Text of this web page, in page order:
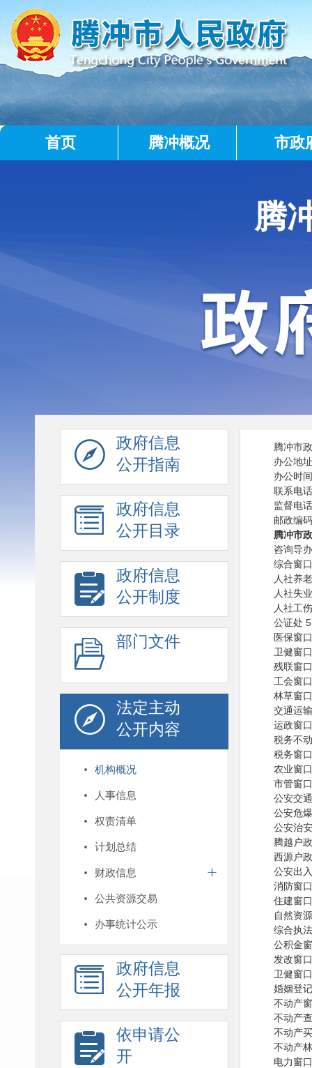
首页 腾冲概况 市政
腾
政府信息
公开指南
政府信息
公开目录
政府信息
公开制度
部门文件
法定主动
公开内容
机构概况
人事信息
权责清单
计划总结
财政信息
公共资源交易
办事统计公示
政府信息
公开年报
依申请公
开
腾冲市
办公地
办公时
联系电
监督电
邮政编
腾冲市
咨询导
综合窗
人社养
人社失
人社工
公证处
医保窗
卫健窗
残联窗
工会窗
林草窗
交通运
运政窗
税务不
税务窗
农业窗
市管窗
公安交
公安危
公安治
腾越户
西源户
公安出
消防窗
住建窗
自然资
综合执
公积金
发改窗
卫健窗
婚姻登
不动产
不动产
不动产
不动产
电力窗